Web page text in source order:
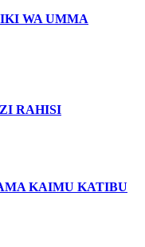
WA UMMA
RAHISI
KAIMU KATIBU